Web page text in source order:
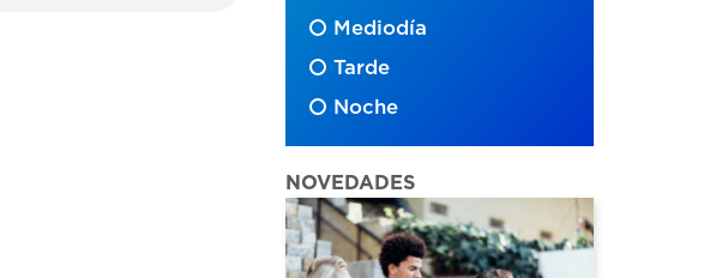
Mediodía
Tarde
Noche
NOVEDADES